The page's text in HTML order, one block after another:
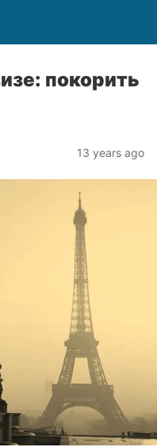
покорить
13 years ago